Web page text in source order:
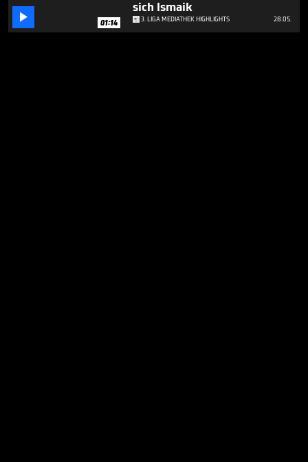
 01:14
sich Ismaik
3. LIGA MEDIATHEK HIGHLIGHTS 28.05.